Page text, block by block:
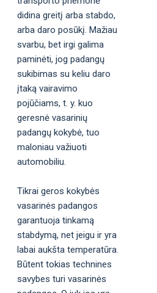
didina greitį arba stabdo,
arba daro posūkį. Mažiau
svarbu, bet irgi galima
paminėti, jog padangų
sukibimas su keliu daro
įtaką vairavimo
pojūčiams, t. y. kuo
geresnė vasarinių
padangų kokybė, tuo
maloniau važiuoti
automobiliu.
Tikrai geros kokybės
vasarinės padangos
garantuoja tinkamą
stabdymą, net jeigu ir yra
labai aukšta temperatūra.
Būtent tokias technines
savybes turi vasarinės